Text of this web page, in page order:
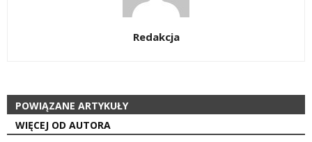
Redakcja
POWIĄZANE ARTYKUŁY
WIĘCEJ OD AUTORA